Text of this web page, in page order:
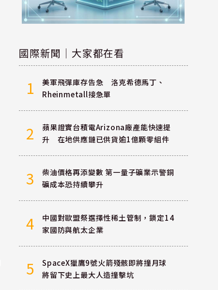
國際新聞｜大家都在看
1
美軍飛彈庫存告急 洛克希德馬丁、
Rheinmetall接急單
2
蘋果證實台積電Arizona廠產能快速提
升 在地供應鏈已供貨逾1億顆零組件
3
柴油價格再添變數 第一量子礦業示警銅
礦成本恐持續攀升
4
中國對歐盟祭選擇性稀土管制，鎖定14
家國防與航太企業
5
SpaceX獵鷹9號火箭殘骸即將撞月球
將留下史上最大人造撞擊坑